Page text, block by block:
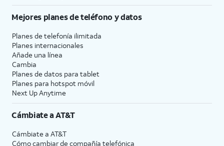
Mejores planes de teléfono y datos
Planes de telefonía ilimitada
Planes internacionales
Añade una línea
Cambia
Planes de datos para tablet
Planes para hotspot móvil
Next Up Anytime
Cámbiate aAT&T
Cámbiate a AT&T
Cómo cambiar de compañía telefónica